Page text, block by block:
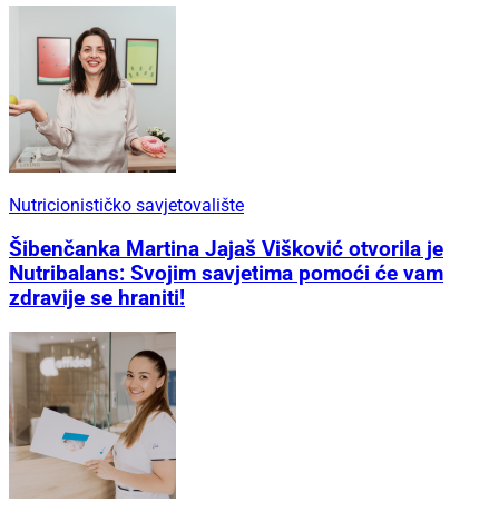
Nutricionističko savjetovalište
Šibenčanka Martina Jajaš Višković otvorila je
Nutribalans: Svojim savjetima pomoći će vam
zdravije se hraniti!